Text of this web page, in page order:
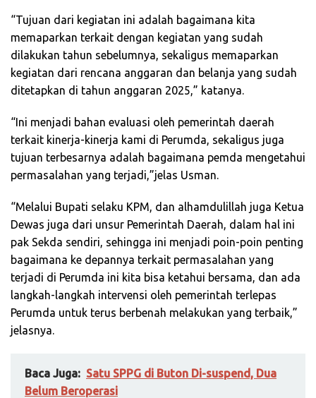
“Tujuan dari kegiatan ini adalah bagaimana kita
memaparkan terkait dengan kegiatan yang sudah
dilakukan tahun sebelumnya, sekaligus memaparkan
kegiatan dari rencana anggaran dan belanja yang sudah
ditetapkan di tahun anggaran 2025,” katanya.
“Ini menjadi bahan evaluasi oleh pemerintah daerah
terkait kinerja-kinerja kami di Perumda, sekaligus juga
tujuan terbesarnya adalah bagaimana pemda mengetahui
permasalahan yang terjadi,”jelas Usman.
“Melalui Bupati selaku KPM, dan alhamdulillah juga Ketua
Dewas juga dari unsur Pemerintah Daerah, dalam hal ini
pak Sekda sendiri, sehingga ini menjadi poin-poin penting
bagaimana ke depannya terkait permasalahan yang
terjadi di Perumda ini kita bisa ketahui bersama, dan ada
langkah-langkah intervensi oleh pemerintah terlepas
Perumda untuk terus berbenah melakukan yang terbaik,”
jelasnya.
Baca Juga: Satu SPPG di Buton Di-suspend, Dua
Belum Beroperasi